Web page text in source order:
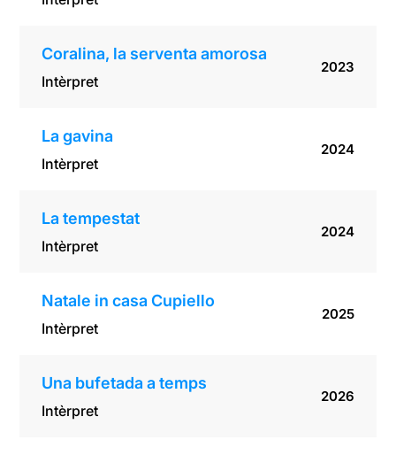
Coralina, la serventa amorosa
Intèrpret
2023
La gavina
Intèrpret
2024
La tempestat
Intèrpret
2024
Natale in casa Cupiello
Intèrpret
2025
Una bufetada a temps
Intèrpret
2026